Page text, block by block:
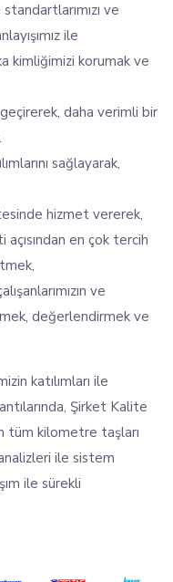
ve
ile
kimliğimizi korumak ve
daha verimli bir
sağlayarak,
hizmet vererek,
en çok tercih
ve
değerlendirmek ve
katılımları ile
Şirket Kalite
tüm kilometre taşları
ile sistem
ile sürekli